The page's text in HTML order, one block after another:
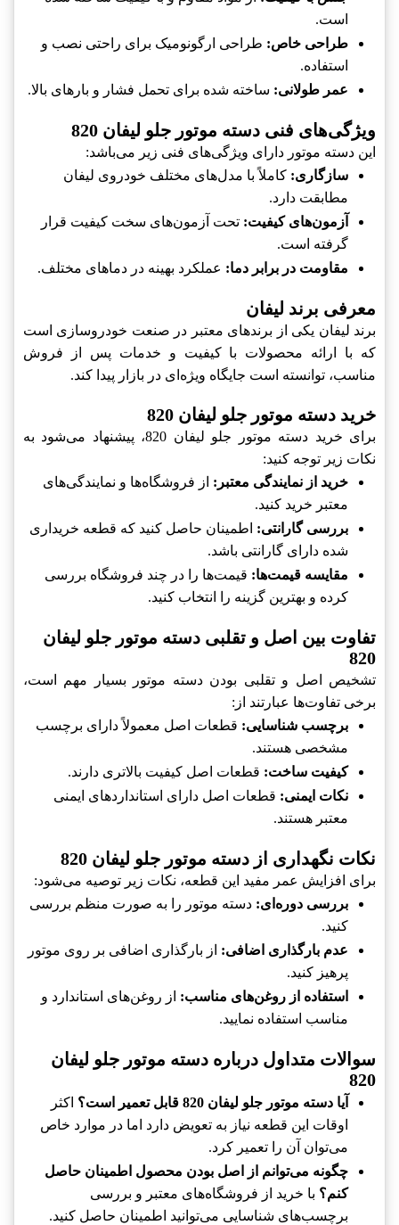
است.
طراحی خاص: طراحی ارگونومیک برای راحتی نصب و
استفاده.
عمر طولانی: ساخته شده برای تحمل فشار و بارهای بالا.
ویژگی‌های فنی دسته موتور جلو لیفان 820
این دسته موتور دارای ویژگی‌های فنی زیر می‌باشد:
سازگاری: کاملاً با مدل‌های مختلف خودروی لیفان
مطابقت دارد.
آزمون‌های کیفیت: تحت آزمون‌های سخت کیفیت قرار
گرفته است.
مقاومت در برابر دما: عملکرد بهینه در دماهای مختلف.
معرفی برند لیفان
برند لیفان یکی از برندهای معتبر در صنعت خودروسازی است
که با ارائه محصولات با کیفیت و خدمات پس از فروش
مناسب، توانسته است جایگاه ویژه‌ای در بازار پیدا کند.
خرید دسته موتور جلو لیفان 820
برای خرید دسته موتور جلو لیفان 820، پیشنهاد می‌شود به
نکات زیر توجه کنید:
خرید از نمایندگی معتبر: از فروشگاه‌ها و نمایندگی‌های
معتبر خرید کنید.
بررسی گارانتی: اطمینان حاصل کنید که قطعه خریداری
شده دارای گارانتی باشد.
مقایسه قیمت‌ها: قیمت‌ها را در چند فروشگاه بررسی
کرده و بهترین گزینه را انتخاب کنید.
تفاوت بین اصل و تقلبی دسته موتور جلو لیفان
820
تشخیص اصل و تقلبی بودن دسته موتور بسیار مهم است،
برخی تفاوت‌ها عبارتند از:
برچسب شناسایی: قطعات اصل معمولاً دارای برچسب
مشخصی هستند.
کیفیت ساخت: قطعات اصل کیفیت بالاتری دارند.
نکات ایمنی: قطعات اصل دارای استانداردهای ایمنی
معتبر هستند.
نکات نگهداری از دسته موتور جلو لیفان 820
برای افزایش عمر مفید این قطعه، نکات زیر توصیه می‌شود:
بررسی دوره‌ای: دسته موتور را به صورت منظم بررسی
کنید.
عدم بارگذاری اضافی: از بارگذاری اضافی بر روی موتور
پرهیز کنید.
استفاده از روغن‌های مناسب: از روغن‌های استاندارد و
مناسب استفاده نمایید.
سوالات متداول درباره دسته موتور جلو لیفان
820
آیا دسته موتور جلو لیفان 820 قابل تعمیر است؟
اکثر
اوقات این قطعه نیاز به تعویض دارد اما در موارد خاص
می‌توان آن را تعمیر کرد.
چگونه می‌توانم از اصل بودن محصول اطمینان حاصل
کنم؟ با خرید از فروشگاه‌های معتبر و بررسی
برچسب‌های شناسایی می‌توانید اطمینان حاصل کنید.